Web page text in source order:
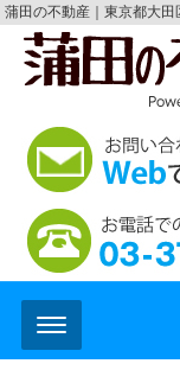
蒲田の不動産｜東京都大